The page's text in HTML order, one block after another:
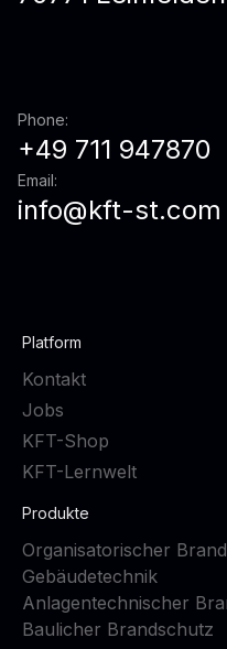
Phone:
+49 711 947870
Email:
info@kft-st.com
Platform
Kontakt
Jobs
KFT-Shop
KFT-Lernwelt
Produkte
Organisatorischer
Gebäudetechnik
Anlagentechnischer
Baulicher Brandschutz